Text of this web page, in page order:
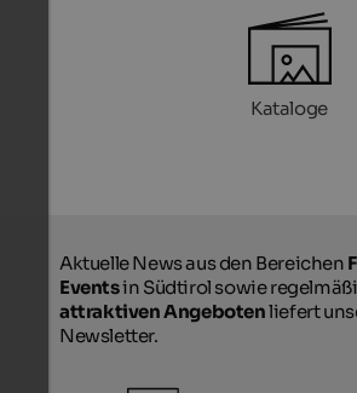
Kataloge
Aktuelle News aus den Bereichen
Eventsin Südtirol sowie
attraktiven Angebotenliefert
Newsletter.